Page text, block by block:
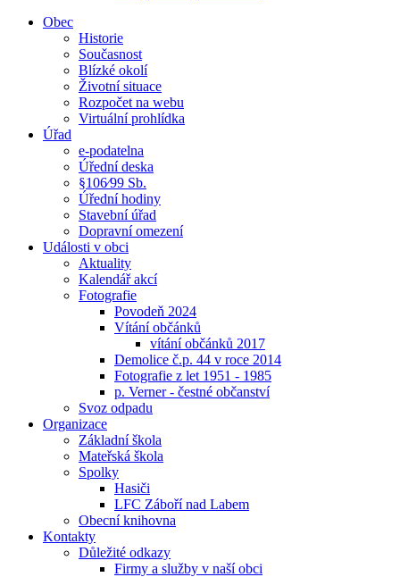
Obec
Historie
Současnost
Blízké okolí
Životní situace
Rozpočet na webu
Virtuální prohlídka
Úřad
e-podatelna
Úřední deska
§106⁄99 Sb.
Úřední hodiny
Stavební úřad
Dopravní omezení
Události v obci
Aktuality
Kalendář akcí
Fotografie
Povodeň 2024
Vítání občánků
vítání občánků 2017
Demolice č.p. 44 v roce 2014
Fotografie z let 1951 - 1985
p. Verner - čestné občanství
Svoz odpadu
Organizace
Základní škola
Mateřská škola
Spolky
Hasiči
LFC Záboří nad Labem
Obecní knihovna
Kontakty
Důležité odkazy
Firmy a služby v naší obci